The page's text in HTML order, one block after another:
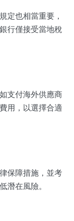
定也相當重要，
行僅接受當地稅
支付海外供應商
用，以選擇合適
保障措施，並考
潛在風險。